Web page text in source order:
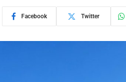
Facebook Twitter